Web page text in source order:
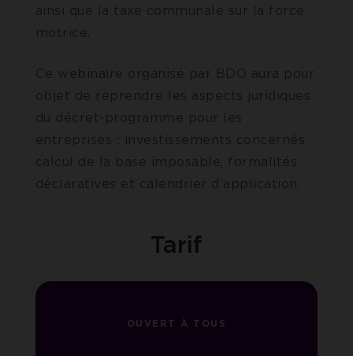
ainsi que la taxe communale sur la force
motrice.
Ce webinaire organisé par BDO aura pour
objet de reprendre les aspects juridiques
du décret-programme pour les
entreprises : investissements concernés,
calcul de la base imposable, formalités
déclaratives et calendrier d’application.
Tarif
OUVERT À TOUS